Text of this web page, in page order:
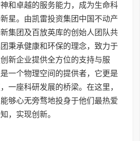
和卓越的服务能力，成为生命科
星。由凯雷投资集团中国不动产
集团及百放英库的创始人团队共
秉承健康和环保的理念，致力于
新企业提供全方位的支持与服
一个物理空间的提供者，它更是
一座科研发展的桥梁。在这里，
够心无旁骛地投身于他们最热爱
，实现创新。